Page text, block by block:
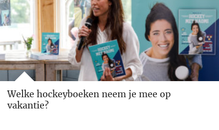
Welke hockeyboeken neem je mee op
vakantie?